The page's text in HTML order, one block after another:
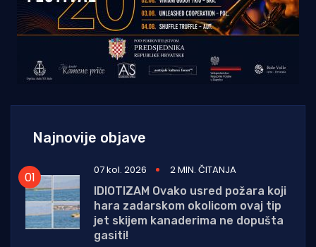
Najnovije objave
07 kol. 2026
2 MIN. ČITANJA
IDIOTIZAM Ovako usred požara koji
hara zadarskom okolicom ovaj tip
jet skijem kanaderima ne dopušta
gasiti!